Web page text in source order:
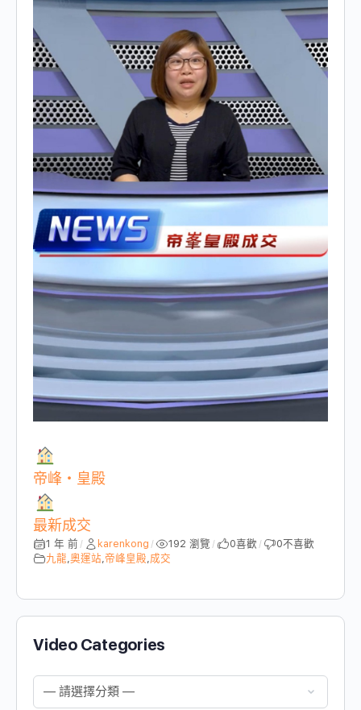
帝峰・皇殿
最新成交
1 年 前 / karenkong / 192 瀏覽 / 0喜歡 / 0不喜歡
九龍 奧運站 帝峰皇殿 成交
Video Categories